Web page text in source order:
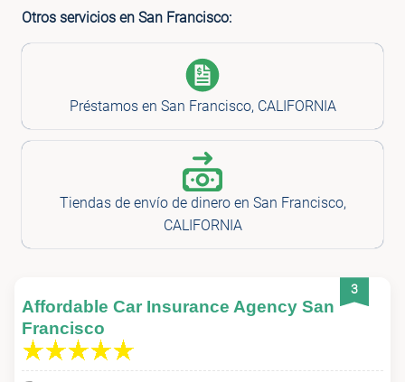
Otros servicios en San Francisco:
Préstamos en San Francisco, CALIFORNIA
Tiendas de envío de dinero en San Francisco,
CALIFORNIA
3
Affordable Car Insurance Agency San
Francisco